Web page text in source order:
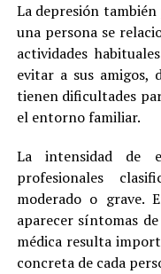
La depresión
una persona se
actividades
evitar a sus amigos,
tienen dificultades
el entorno familiar.
La intensidad de
profesionales
moderado o grave.
aparecer síntomas
médica resulta
concreta de cada